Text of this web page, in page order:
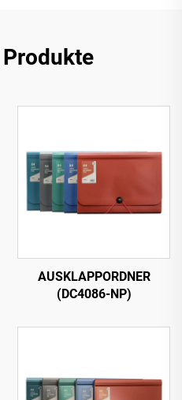
AUSKLAPPORDNER
(DC4086-NP)